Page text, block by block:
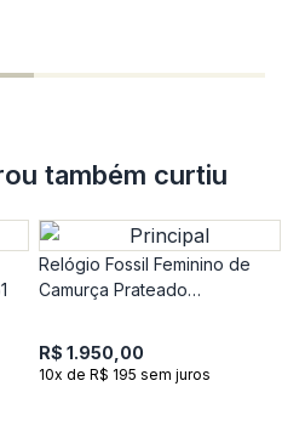
também curtiu
Relógio Fossil Feminino de
Camurça Prateado
R$ 1.950,00
10x de R$ 195 sem juros